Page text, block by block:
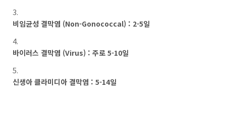
비임균성 결막염 (Non-Gonococcal) : 2-5일
바이러스 결막염 (Virus) : 주로 5-10일
신생아 클라미디아 결막염 : 5-14일